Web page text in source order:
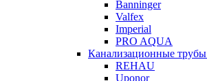
Banninger
Valfex
Imperial
PRO AQUA
Канализационные трубы
REHAU
Uponor